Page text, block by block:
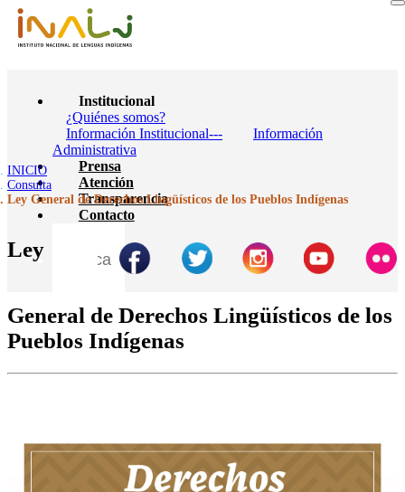
Institucional
¿Quiénes somos?
Información Institucional---
Información
Administrativa
Prensa
Atención
Transparencia
Contacto
INICIO
Consulta
Ley General de Derechos Lingüísticos de los Pueblos Indígenas
Ley
General de Derechos Lingüísticos de los
Pueblos Indígenas